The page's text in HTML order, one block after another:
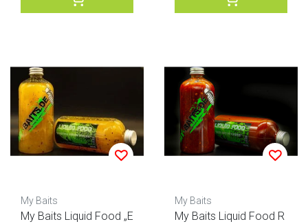
My Baits
My Baits Liquid Food „E
My Baits
My Baits Liquid Food R